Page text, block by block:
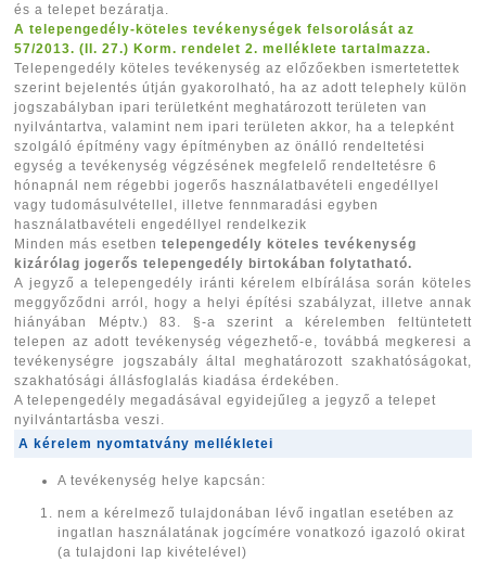
és a telepet bezáratja.
A telepengedély-köteles tevékenységek felsorolását az
57/2013. (II. 27.) Korm. rendelet 2. melléklete tartalmazza.
Telepengedély köteles tevékenység az előzőekben ismertetettek
szerint bejelentés útján gyakorolható, ha az adott telephely külön
jogszabályban ipari területként meghatározott területen van
nyilvántartva, valamint nem ipari területen akkor, ha a telepként
szolgáló építmény vagy építményben az önálló rendeltetési
egység a tevékenység végzésének megfelelő rendeltetésre 6
hónapnál nem régebbi jogerős használatbavételi engedéllyel
vagy tudomásulvétellel, illetve fennmaradási egyben
használatbavételi engedéllyel rendelkezik
Minden más esetbentelepengedély köteles tevékenység
kizárólag jogerős telepengedély birtokában folytatható.
A jegyző a telepengedély iránti kérelem elbírálása során köteles
meggyőződni arról, hogy a helyi építési szabályzat, illetve annak
hiányában Méptv.) 83. §-a szerint a kérelemben feltüntetett
telepen az adott tevékenység végezhető-e, továbbá megkeresi a
tevékenységre jogszabály által meghatározott szakhatóságokat,
szakhatósági állásfoglalás kiadása érdekében.
A telepengedély megadásával egyidejűleg a jegyző a telepet
nyilvántartásba veszi.
A kérelem nyomtatvány mellékletei
A tevékenység helye kapcsán:
nem a kérelmező tulajdonában lévő ingatlan esetében az
ingatlan használatának jogcímére vonatkozó igazoló okirat
(a tulajdoni lap kivételével)